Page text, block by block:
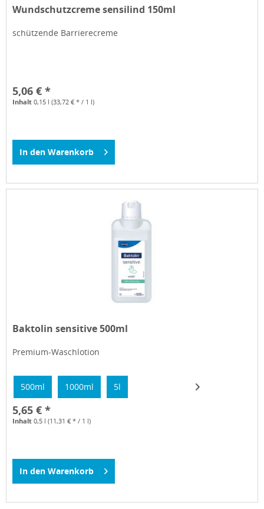
Wundschutzcreme sensilind 150ml
schützende Barrierecreme
5,06 € *
Inhalt0,15 l(33,72 € * / 1 l)
In den Warenkorb
Baktolin sensitive 500ml
Premium-Waschlotion
500ml 1000ml 5l
5,65 € *
Inhalt0,5 l(11,31 € * / 1 l)
In den Warenkorb